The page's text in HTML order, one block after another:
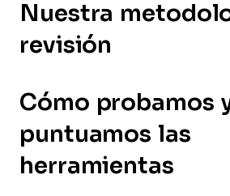
Nuestra
revisión
Cómo probamos
puntuamos las
herramientas